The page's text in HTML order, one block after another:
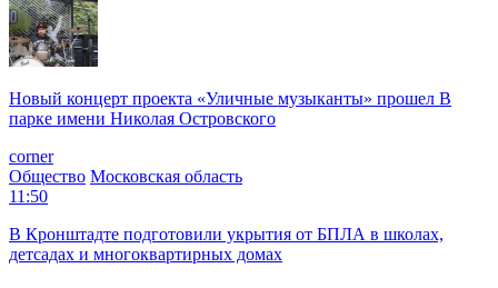
Новый концерт проекта «Уличные музыканты» прошел В
парке имени Николая Островского
corner
Общество Московская область
11:50
В Кронштадте подготовили укрытия от БПЛА в школах,
детсадах и многоквартирных домах